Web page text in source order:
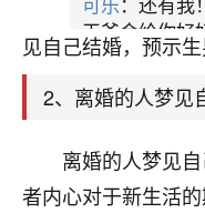
心，一切平顺而过
见自己结婚，预示
2、离婚的人梦见
离婚的人梦见
者内心对于新生活
天爷会给你好
哪样不服都不
平安是福：我
卦，认识老师
17分钟前 来自湖北